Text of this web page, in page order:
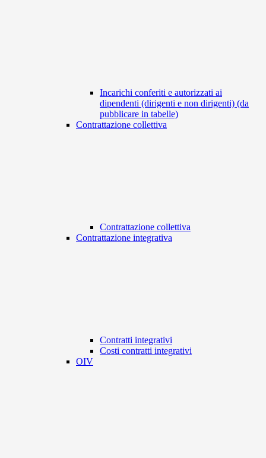
Incarichi conferiti e autorizzati ai
dipendenti (dirigenti e non dirigenti) (da
pubblicare in tabelle)
Contrattazione collettiva
Contrattazione collettiva
Contrattazione integrativa
Contratti integrativi
Costi contratti integrativi
OIV